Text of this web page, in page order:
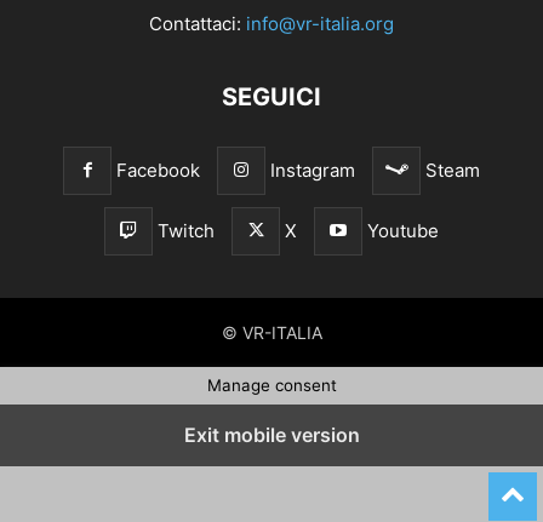
Contattaci: info@vr-italia.org
SEGUICI
Facebook Instagram Steam
Twitch X Youtube
© VR-ITALIA
Manage consent
Exit mobile version